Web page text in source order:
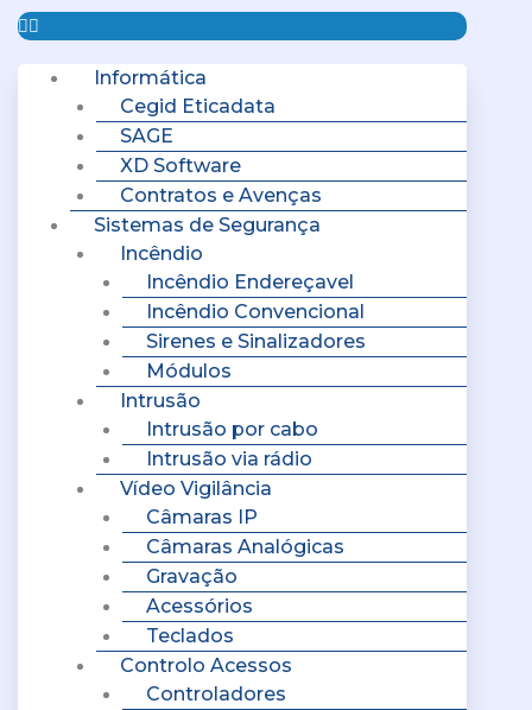
Informática
Cegid Eticadata
SAGE
XD Software
Contratos e Avenças
Sistemas de Segurança
Incêndio
Incêndio Endereçavel
Incêndio Convencional
Sirenes e Sinalizadores
Módulos
Intrusão
Intrusão por cabo
Intrusão via rádio
Vídeo Vigilância
Câmaras IP
Câmaras Analógicas
Gravação
Acessórios
Teclados
Controlo Acessos
Controladores